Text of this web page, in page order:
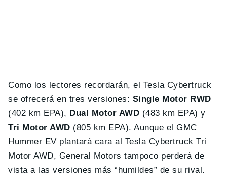
Como los lectores recordarán, el Tesla Cybertruck
se ofrecerá en tres versiones: Single Motor RWD
(402 km EPA), Dual Motor AWD (483 km EPA) y
Tri Motor AWD (805 km EPA). Aunque el GMC
Hummer EV plantará cara al Tesla Cybertruck Tri
Motor AWD, General Motors tampoco perderá de
vista a las versiones más “humildes” de su rival.